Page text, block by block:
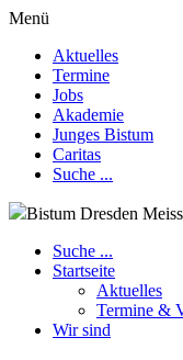
Menü
Aktuelles
Termine
Jobs
Akademie
Junges Bistum
Caritas
Suche ...
Bistum Dresden
Suche ...
Startseite
Aktuelles
Termine &
Wir sind